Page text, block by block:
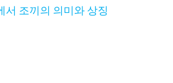
서 조끼의 의미와 상징